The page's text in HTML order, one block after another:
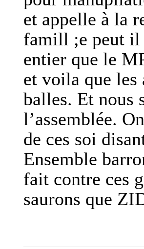
et appelle à la
famill ;e peut il
entier que le
et voila que les
balles. Et nous
l’assemblée.
de ces soi
Ensemble
fait contre ces
saurons que